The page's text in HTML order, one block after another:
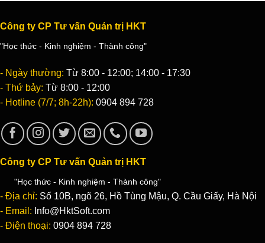
Công ty CP Tư vấn Quản trị HKT
"Học thức - Kinh nghiệm - Thành công"
- Ngày thường: Từ 8:00 - 12:00; 14:00 - 17:30
- Thứ bảy: Từ 8:00 - 12:00
- Hotline (7/7; 8h-22h): 0904 894 728
Công ty CP Tư vấn Quản trị HKT
"Học thức - Kinh nghiệm - Thành công"
- Địa chỉ: Số 10B, ngõ 26, Hồ Tùng Mậu, Q. Cầu Giấy, Hà Nội
- Email: Info@HktSoft.com
- Điện thoại: 0904 894 728